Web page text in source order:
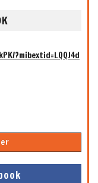
?mibextid=LQQJ4d